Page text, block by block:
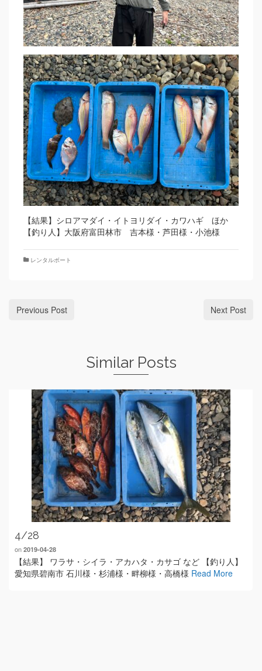
【結果】シロアマダイ・イトヨリダイ・カワハギ ほか
【釣り人】大阪府富田林市 吉本様・芦田様・小池様
レンタルボート
Previous Post Next Post
Similar Posts
4/28
on 2019-04-28
【結果】 ワラサ・シイラ・アカハタ・カサゴ など 【釣り人】
愛知県碧南市 石川様・杉浦様・畔柳様・高橋様 Read More